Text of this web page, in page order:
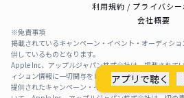
アプリで聴く
利用規約 / プライバシー
会社概要
※免責事項
掲載されているキャンペーン・イベント・オーディシ
供しているものとなります。
Apple Inc、アップルジャパン株式会社は、掲載されて
ィション情報に一切関与をしておりません。
提供されたキャンペーン・イベント・オーディション